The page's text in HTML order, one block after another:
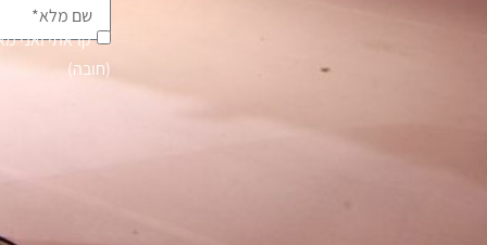
קראתי ואני
(חובה)